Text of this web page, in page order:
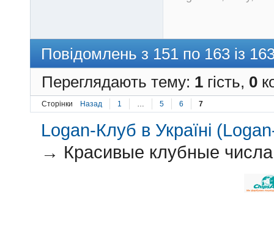
Повідомлень з 151 по 163 із
Переглядають тему: 1 гість, 0
Сторінки Назад 1 … 5 6 7
Logan-Клуб в Україні
→ Красивые клубные числа